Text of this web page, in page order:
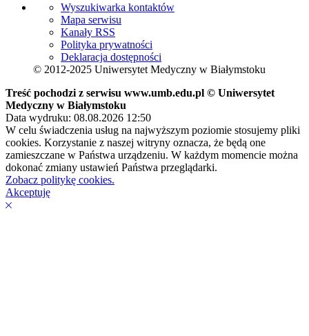
Wyszukiwarka kontaktów
Mapa serwisu
Kanały RSS
Polityka prywatności
Deklaracja dostępności
© 2012-2025 Uniwersytet Medyczny w Białymstoku
Treść pochodzi z serwisu www.umb.edu.pl © Uniwersytet
Medyczny w Białymstoku
Data wydruku: 08.08.2026 12:50
W celu świadczenia usług na najwyższym poziomie stosujemy pliki
cookies. Korzystanie z naszej witryny oznacza, że będą one
zamieszczane w Państwa urządzeniu. W każdym momencie można
dokonać zmiany ustawień Państwa przeglądarki.
Zobacz politykę cookies.
Akceptuję